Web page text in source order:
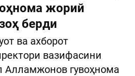
жорий
берди
ва ахборот
вазифасини
Алламжонов гувоҳнома